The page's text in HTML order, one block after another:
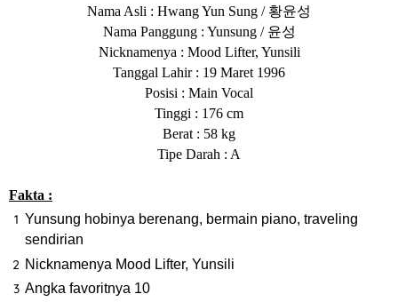
Nama Asli : Hwang Yun Sung / 황윤성
Nama Panggung : Yunsung /윤성
Nicknamenya : Mood Lifter, Yunsili
Tanggal Lahir : 19 Maret 1996
Posisi : Main Vocal
Tinggi : 176 cm
Berat : 58 kg
Tipe Darah : A
Fakta :
Yunsung hobinya berenang, bermain piano, traveling
sendirian
Nicknamenya Mood Lifter, Yunsili
Angka favoritnya 10